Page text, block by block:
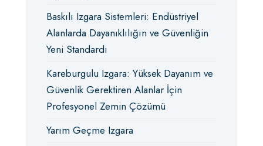
Baskılı Izgara Sistemleri: Endüstriyel
Alanlarda Dayanıklılığın ve Güvenliğin
Yeni Standardı
Kareburgulu Izgara: Yüksek Dayanım ve
Güvenlik Gerektiren Alanlar İçin
Profesyonel Zemin Çözümü
Yarım Geçme Izgara